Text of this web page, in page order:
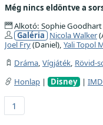
Még nincs eldöntve a
Alkotó: Sophie Goodhart
Galéria Nicola Walker
Joel Fry(Daniel), Yali Topol
Dráma, Vígjáték, Rövid-
Honlap | Disney |
1